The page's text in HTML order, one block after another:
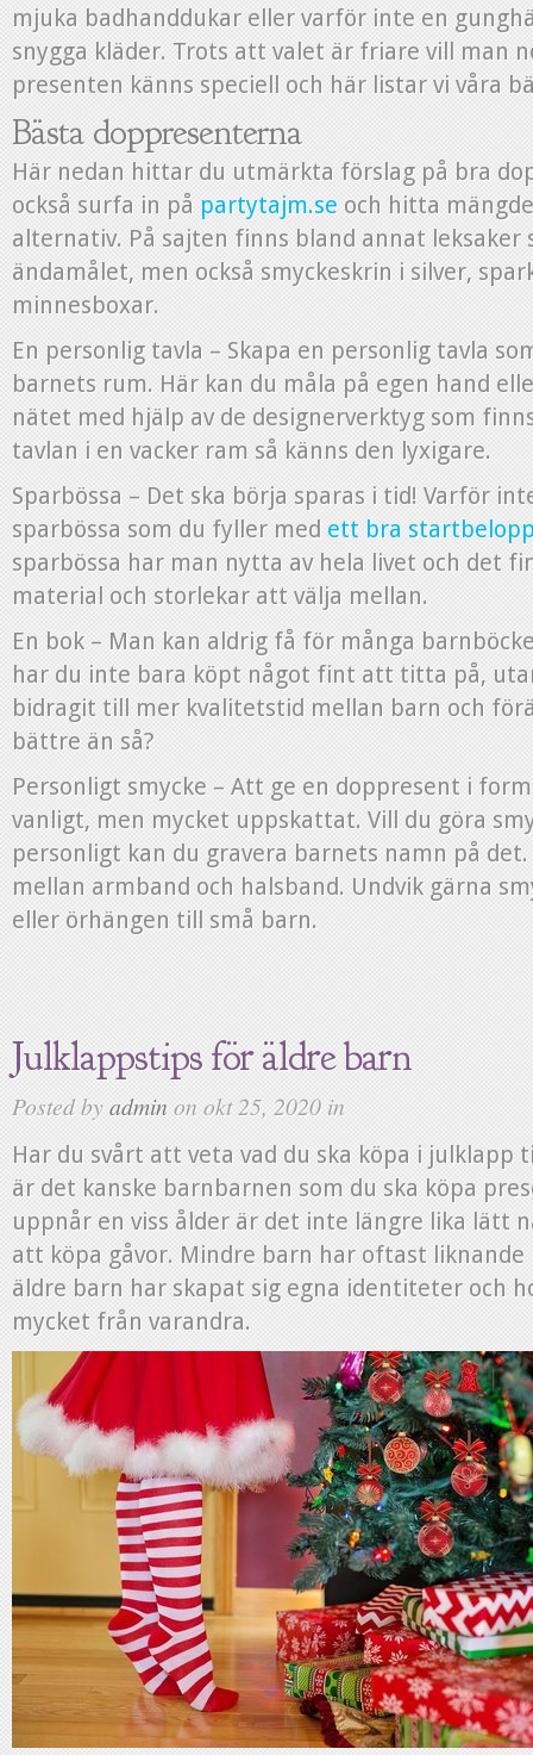
mjuka badhanddukar eller varför inte en
snygga kläder. Trots att valet är friare vill man
presenten känns speciell och här listar vi våra
Bästa doppresenterna
Här nedan hittar du utmärkta förslag på bra
också surfa in på partytajm.se och hitta
alternativ. På sajten finns bland annat leksaker
ändamålet, men också smyckeskrin i silver,
minnesboxar.
En personlig tavla – Skapa en personlig tavla
barnets rum. Här kan du måla på egen hand
nätet med hjälp av de designerverktyg som
tavlan i en vacker ram så känns den lyxigare.
Sparbössa – Det ska börja sparas i tid! Varför
sparbössa som du fyller med ett bra
sparbössa har man nytta av hela livet och det
material och storlekar att välja mellan.
En bok – Man kan aldrig få för många
har du inte bara köpt något fint att titta på,
bidragit till mer kvalitetstid mellan barn och
bättre än så?
Personligt smycke – Att ge en doppresent i
vanligt, men mycket uppskattat. Vill du göra
personligt kan du gravera barnets namn på
mellan armband och halsband. Undvik gärna
eller örhängen till små barn.
Julklappstips för äldre barn
Posted byadmin on okt 25, 2020 in
Har du svårt att veta vad du ska köpa i julklapp
är det kanske barnbarnen som du ska köpa
uppnår en viss ålder är det inte längre lika lätt
att köpa gåvor. Mindre barn har oftast liknande
äldre barn har skapat sig egna identiteter och
mycket från varandra.